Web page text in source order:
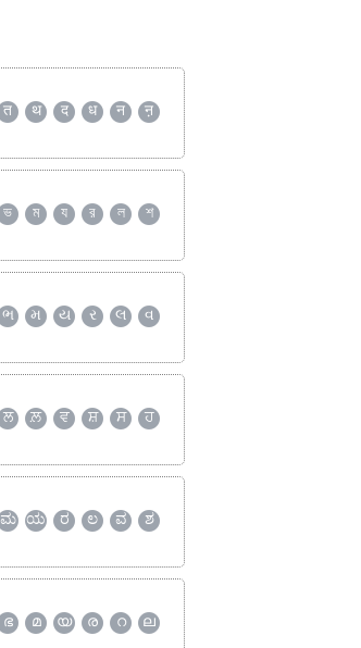
त थ द ध न
ऩ
ভ ম য র ল
শ
ભ મ ય ર લ
વ
ਲ ਲ਼ ਵ ਸ਼ ਸ
ਹ
ಮ ಯ ರ ಲ ವ
ಶ
ഭ മ യ ര റ
ല